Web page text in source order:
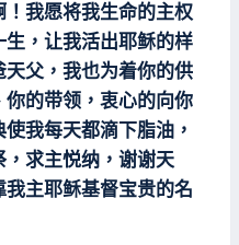
我愿将我生命的主权
，让我活出耶稣的样
父，我也为着你的供
的带领，衷心的向你
我每天都滴下脂油，
求主悦纳，谢谢天
主耶稣基督宝贵的名